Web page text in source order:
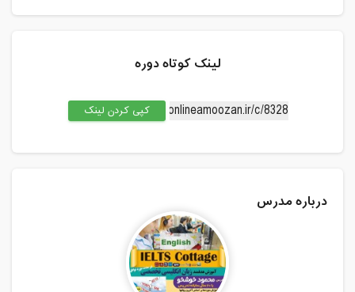
لینک کوتاه دوره
کپی کردن لینک
درباره مدرس